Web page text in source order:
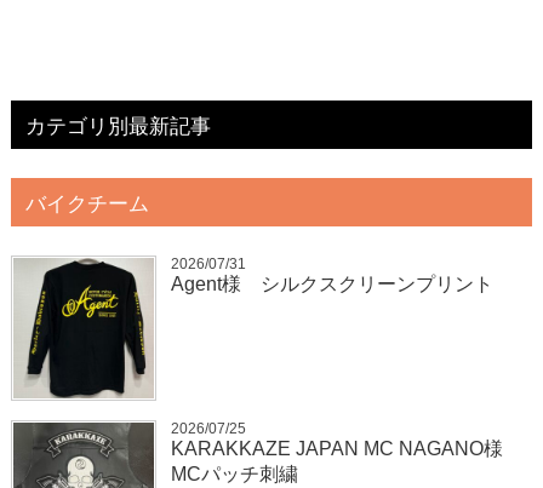
カテゴリ別最新記事
バイクチーム
2026/07/31
Agent様 シルクスクリーンプリント
2026/07/25
KARAKKAZE JAPAN MC NAGANO様
MCパッチ刺繍